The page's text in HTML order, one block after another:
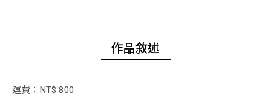
作品敘述
運費：NT$ 800